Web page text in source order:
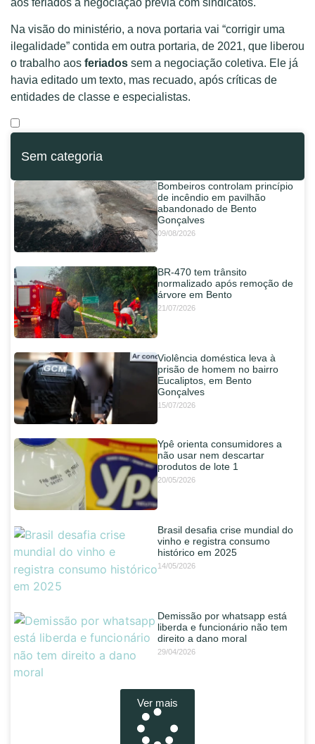
Na visão do ministério, a nova portaria vai “corrigir uma
ilegalidade” contida em outra portaria, de 2021, que liberou
o trabalho aos feriados sem a negociação coletiva. Ele já
havia editado um texto, mas recuado, após críticas de
entidades de classe e especialistas.
Sem categoria
Bombeiros controlam princípio
de incêndio em pavilhão
abandonado de Bento
Gonçalves
09/08/2026
BR-470 tem trânsito
normalizado após remoção de
árvore em Bento
21/07/2026
Violência doméstica leva à
prisão de homem no bairro
Eucaliptos, em Bento
Gonçalves
15/07/2026
Ypê orienta consumidores a
não usar nem descartar
produtos de lote 1
20/05/2026
Brasil desafia crise mundial do
vinho e registra consumo
histórico em 2025
14/05/2026
Demissão por whatsapp está
liberda e funcionário não tem
direito a dano moral
29/04/2026
Ver mais